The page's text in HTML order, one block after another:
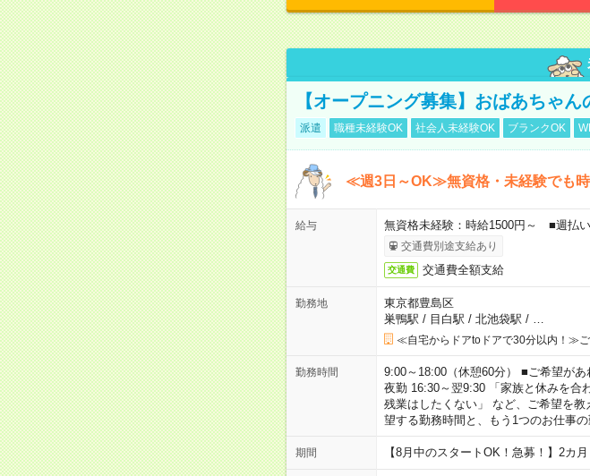
【オープニング募集】おばあちゃ
派遣 職種未経験OK 社会人未経験OK ブランクOK
≪週3日～OK≫無資格・未経験でも時
給与 無資格未経験：時給1500円～ ■週払
交通費別途支給あり
交通費 交通費全額支給
勤務地
東京都豊島区
巣鴨駅 / 目白駅 / 北池袋駅 /
≪自宅からドアtoドアで30分以内！≫ご
勤務時間
9:00～18:00（休憩60分） ■ご希望が
夜勤 16:30～翌9:30 「家族と休みを合
残業はしたくない」 など、ご希望を
望する勤務時間と、もう1つのお仕事
期間 【8月中のスタートOK！急募！】2カ